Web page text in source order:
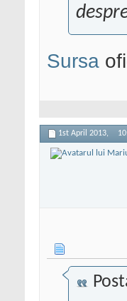
Sursa
1st April 2013,